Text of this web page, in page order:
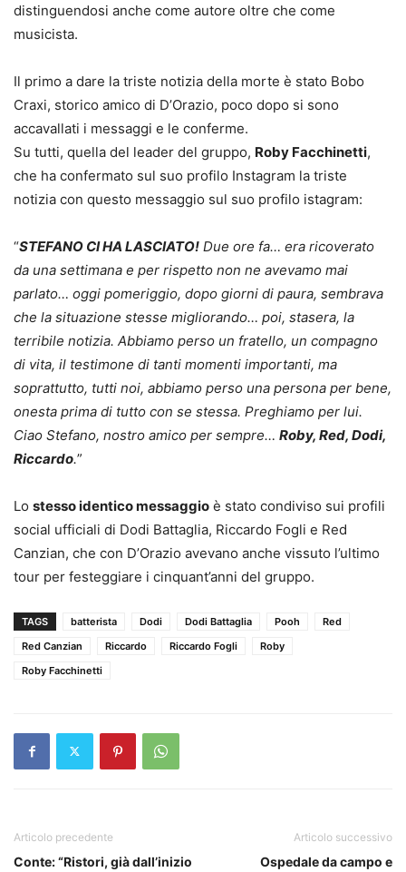
distinguendosi anche come autore oltre che come
musicista.
Il primo a dare la triste notizia della morte è stato Bobo
Craxi, storico amico di D’Orazio, poco dopo si sono
accavallati i messaggi e le conferme.
Su tutti, quella del leader del gruppo, Roby Facchinetti,
che ha confermato sul suo profilo Instagram la triste
notizia con questo messaggio sul suo profilo istagram:
“STEFANO CI HA LASCIATO! Due ore fa… era ricoverato
da una settimana e per rispetto non ne avevamo mai
parlato… oggi pomeriggio, dopo giorni di paura, sembrava
che la situazione stesse migliorando… poi, stasera, la
terribile notizia. Abbiamo perso un fratello, un compagno
di vita, il testimone di tanti momenti importanti, ma
soprattutto, tutti noi, abbiamo perso una persona per bene,
onesta prima di tutto con se stessa. Preghiamo per lui.
Ciao Stefano, nostro amico per sempre… Roby, Red, Dodi,
Riccardo.”
Lo stesso identico messaggio è stato condiviso sui profili
social ufficiali di Dodi Battaglia, Riccardo Fogli e Red
Canzian, che con D’Orazio avevano anche vissuto l’ultimo
tour per festeggiare i cinquant’anni del gruppo.
TAGS batterista Dodi Dodi Battaglia Pooh
Red
Red Canzian
Riccardo Riccardo Fogli
Roby
Roby Facchinetti
Articolo precedente
Conte: “Ristori, già dall’inizio
Articolo successivo
Ospedale da campo e